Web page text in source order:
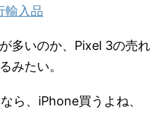
輸入品
多いのか、Pixel 3の売れ
みたい。
ら、iPhone買うよね、